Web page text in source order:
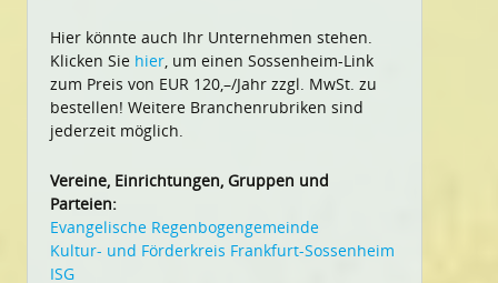
Hier könnte auch Ihr Unternehmen stehen.
Klicken Sie hier, um einen Sossenheim-Link
zum Preis von EUR 120,–/Jahr zzgl. MwSt. zu
bestellen! Weitere Branchenrubriken sind
jederzeit möglich.
Vereine, Einrichtungen, Gruppen und
Parteien:
Evangelische Regenbogengemeinde
Kultur- und Förderkreis Frankfurt-Sossenheim
ISG